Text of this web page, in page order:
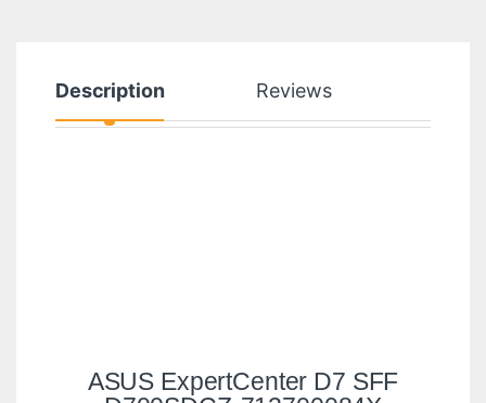
Description Reviews
ASUS ExpertCenter D7 SFF